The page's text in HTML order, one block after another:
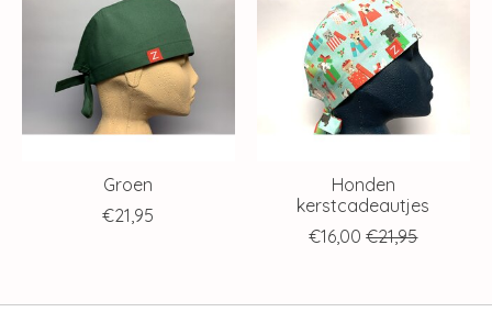
Groen
€21,95
Honden
kerstcadeautjes
€16,00 €21,95